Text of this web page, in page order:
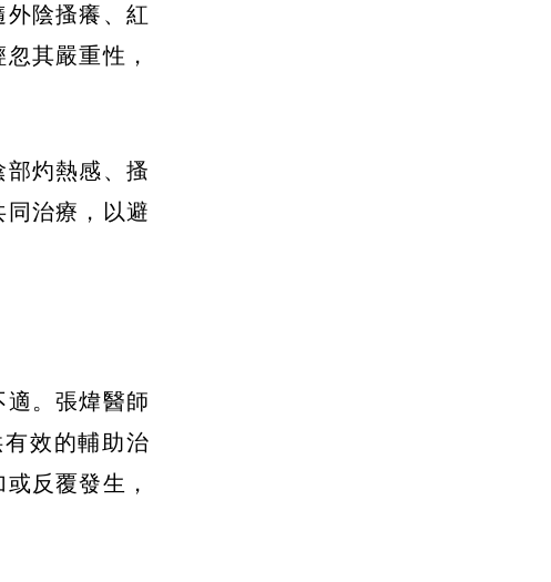
陰搔癢、紅
其嚴重性，
灼熱感、搔
治療，以避
。張煒醫師
效的輔助治
反覆發生，